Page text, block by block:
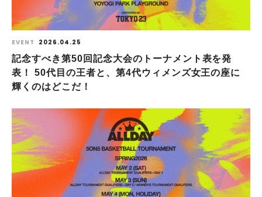
EVENT 2026.04.25
記念すべき第50回記念大会のトーナメント表を発
表！ 50代目の王者と、第4代ウィメンズ女王の座に
輝くのはどこだ！